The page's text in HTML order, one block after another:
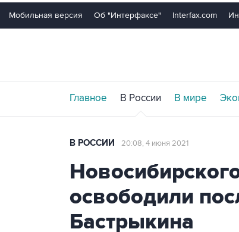
Мобильная версия Об "Интерфаксе" Interfax.com
Главное В России В мире
В РОССИИ 20:08, 4 июня 2021
освободили
Бастрыкина